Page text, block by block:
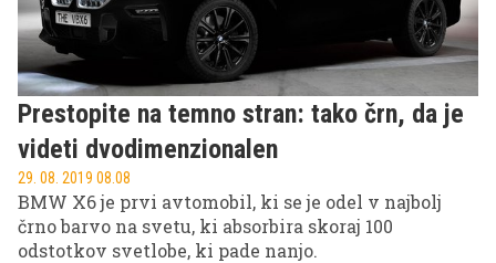
Prestopite na temno stran: tako črn, da je
videti dvodimenzionalen
29. 08. 2019 08.08
BMW X6 je prvi avtomobil, ki se je odel v najbolj
črno barvo na svetu, ki absorbira skoraj 100
odstotkov svetlobe, ki pade nanjo.